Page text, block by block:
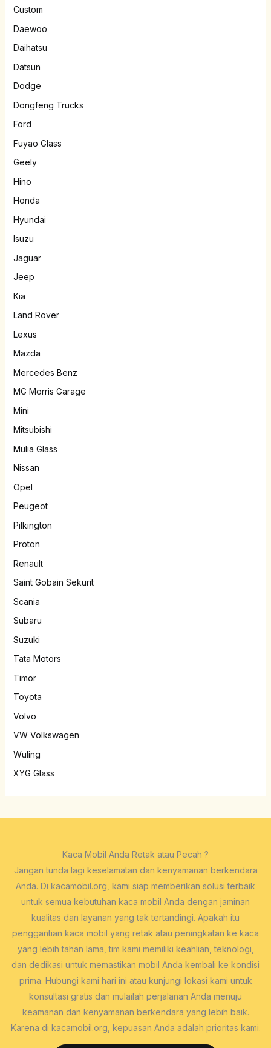
Custom
Daewoo
Daihatsu
Datsun
Dodge
Dongfeng Trucks
Ford
Fuyao Glass
Geely
Hino
Honda
Hyundai
Isuzu
Jaguar
Jeep
Kia
Land Rover
Lexus
Mazda
Mercedes Benz
MG Morris Garage
Mini
Mitsubishi
Mulia Glass
Nissan
Opel
Peugeot
Pilkington
Proton
Renault
Saint Gobain Sekurit
Scania
Subaru
Suzuki
Tata Motors
Timor
Toyota
Volvo
VW Volkswagen
Wuling
XYG Glass
Kaca Mobil Anda Retak atau Pecah ?
Jangan tunda lagi keselamatan dan kenyamanan berkendara
Anda. Di kacamobil.org, kami siap memberikan solusi terbaik
untuk semua kebutuhan kaca mobil Anda dengan jaminan
kualitas dan layanan yang tak tertandingi. Apakah itu
penggantian kaca mobil yang retak atau peningkatan ke kaca
yang lebih tahan lama, tim kami memiliki keahlian, teknologi,
dan dedikasi untuk memastikan mobil Anda kembali ke kondisi
prima. Hubungi kami hari ini atau kunjungi lokasi kami untuk
konsultasi gratis dan mulailah perjalanan Anda menuju
keamanan dan kenyamanan berkendara yang lebih baik.
Karena di kacamobil.org, kepuasan Anda adalah prioritas kami.